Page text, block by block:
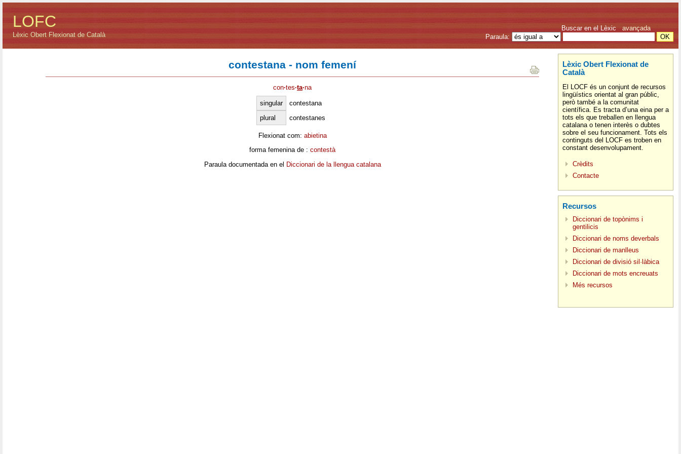
LOFC
Lèxic Obert Flexionat de Català
Buscar en el Lèxic avançada
Paraula:
contestana - nom femení
con·tes·ta·na
singular
contestana
plural
contestanes
Flexionat com: abietina
forma femenina de : contestà
Paraula documentada en el Diccionari de la llengua catalana
Lèxic Obert Flexionat de
Català
El LOCF és un conjunt de recursos
lingüístics orientat al gran públic,
però també a la comunitat
científica. Es tracta d’una eina per a
tots els que treballen en llengua
catalana o tenen interès o dubtes
sobre el seu funcionament. Tots els
continguts del LOCF es troben en
constant desenvolupament.
Crèdits
Contacte
Recursos
Diccionari de topònims i
gentilicis
Diccionari de noms deverbals
Diccionari de manlleus
Diccionari de divisió sil·làbica
Diccionari de mots encreuats
Més recursos